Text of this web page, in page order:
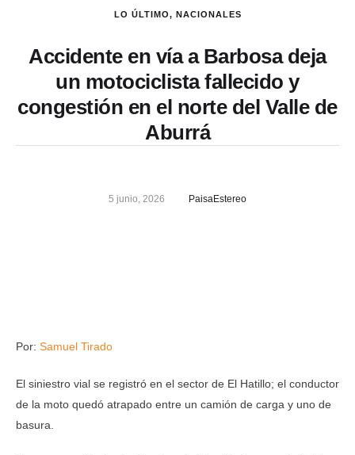
LO ÚLTIMO, NACIONALES
Accidente en vía a Barbosa deja
un motociclista fallecido y
congestión en el norte del Valle de
Aburrá
5 junio, 2026 PaisaEstereo
Por: Samuel Tirado
El siniestro vial se registró en el sector de El Hatillo; el conductor
de la moto quedó atrapado entre un camión de carga y uno de
basura.